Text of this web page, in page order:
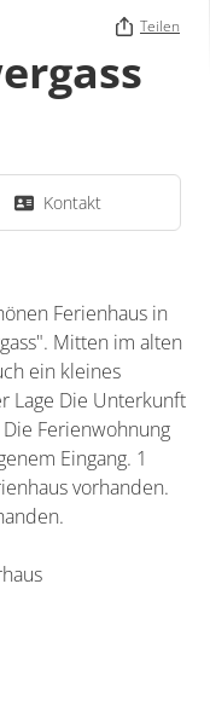
Teilen
Kontakt
Ferienhaus in
Mitten im alten
ein kleines
Lage Die Unterkunft
Ferienwohnung
Eingang. 1
vorhanden.